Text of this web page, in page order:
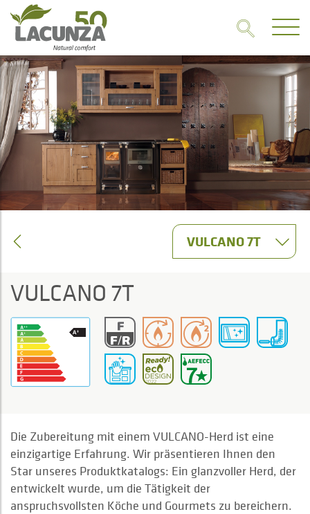
VULCANO 7T
VULCANO 7T
Die Zubereitung mit einem VULCANO-Herd ist eine
einzigartige Erfahrung. Wir präsentieren Ihnen den
Star unseres Produktkatalogs: Ein glanzvoller Herd, der
entwickelt wurde, um die Tätigkeit der
anspruchsvollsten Köche und Gourmets zu bereichern.